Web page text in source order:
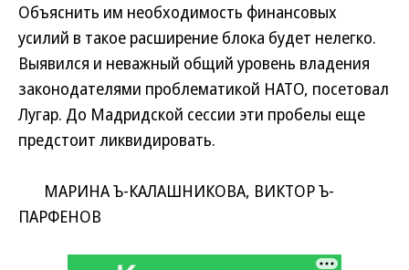
Объяснить им необходимость финансовых
усилий в такое расширение блока будет нелегко.
Выявился и неважный общий уровень владения
законодателями проблематикой НАТО, посетовал
Лугар. До Мадридской сессии эти пробелы еще
предстоит ликвидировать.
МАРИНА Ъ-КАЛАШНИКОВА, ВИКТОР Ъ-
ПАРФЕНОВ